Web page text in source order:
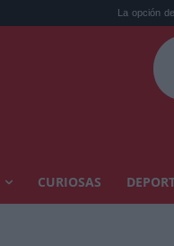
La opción de WhatsApp que
CURIOSAS